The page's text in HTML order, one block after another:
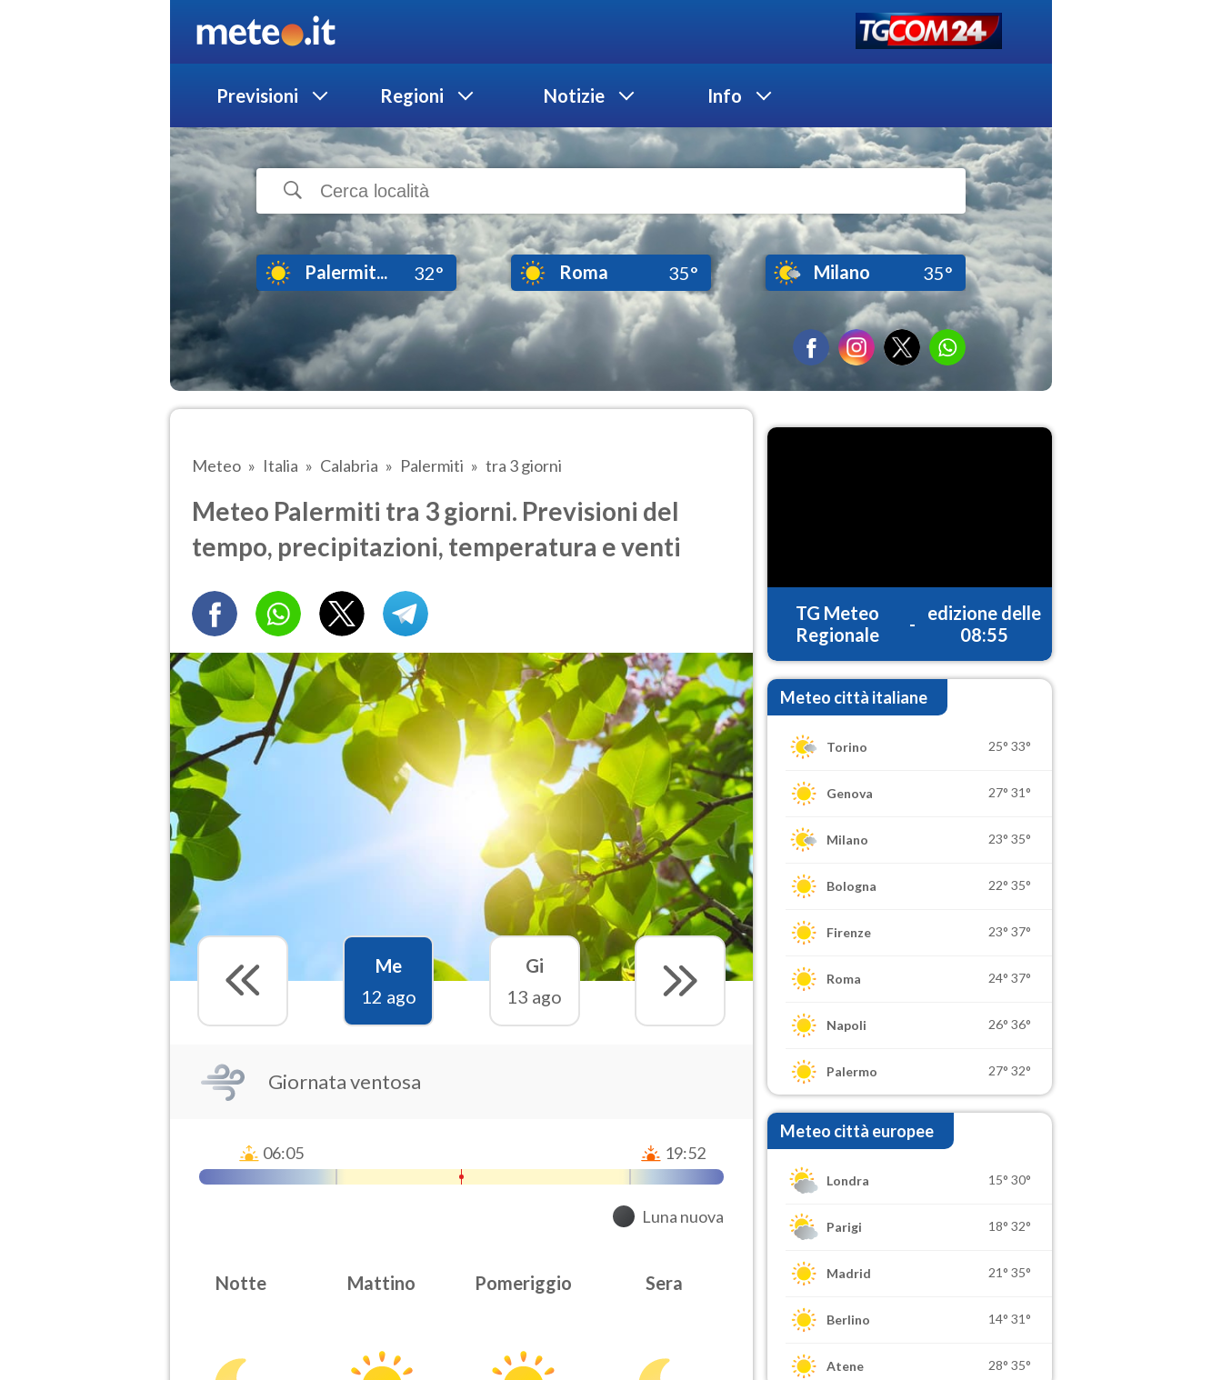
Previsioni Regioni Notizie Info
Palermit... 32° Roma 35° Milano 35°
Meteo Italia Calabria Palermiti tra 3 giorni
Meteo Palermiti tra 3 giorni. Previsioni del
tempo, precipitazioni, temperatura e venti
Me
12 ago
Gi
13 ago
Giornata ventosa
06:05 19:52
Luna nuova
Notte Mattino Pomeriggio Sera
TG Meteo
Regionale
-
edizione delle
08:55
Meteo città italiane
Torino 25° 33°
Genova 27° 31°
Milano 23° 35°
Bologna 22° 35°
Firenze 23° 37°
Roma 24° 37°
Napoli 26° 36°
Palermo 27° 32°
Meteo città europee
Londra 15° 30°
Parigi 18° 32°
Madrid 21° 35°
Berlino 14° 31°
Atene 28° 35°